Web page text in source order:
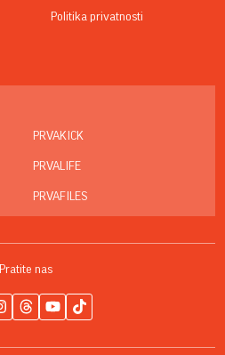
Politika privatnosti
PRVAKICK
PRVALIFE
PRVAFILES
Pratite nas